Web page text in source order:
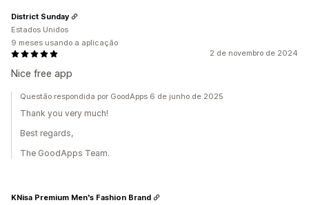
2 de novembro de 2024
Nice free app
District Sunday
Estados Unidos
9 meses usando a aplicação
Questão respondida por GoodApps 6 de junho de 2025
Thank you very much!
Best regards,
The GoodApps Team.
KNisa Premium Men's Fashion Brand